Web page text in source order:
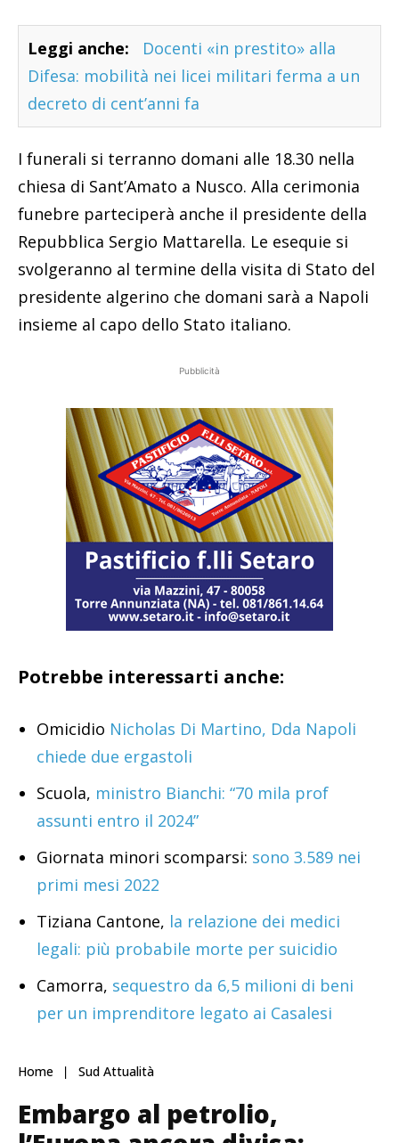
Leggi anche:
Docenti «in prestito» alla
Difesa: mobilità nei licei militari ferma a un
decreto di cent’anni fa
I funerali si terranno domani alle 18.30 nella
chiesa di Sant’Amato a Nusco. Alla cerimonia
funebre parteciperà anche il presidente della
Repubblica Sergio Mattarella. Le esequie si
svolgeranno al termine della visita di Stato del
presidente algerino che domani sarà a Napoli
insieme al capo dello Stato italiano.
Pubblicità
Potrebbe interessarti anche:
Omicidio Nicholas Di Martino, Dda Napoli
chiede due ergastoli
Scuola, ministro Bianchi: “70 mila prof
assunti entro il 2024”
Giornata minori scomparsi: sono 3.589 nei
primi mesi 2022
Tiziana Cantone, la relazione dei medici
legali: più probabile morte per suicidio
Camorra, sequestro da 6,5 milioni di beni
per un imprenditore legato ai Casalesi
Home Sud Attualità
Embargo al petrolio,